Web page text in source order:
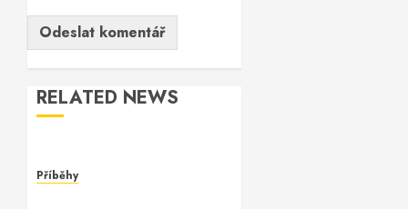
RELATED NEWS
Příběhy